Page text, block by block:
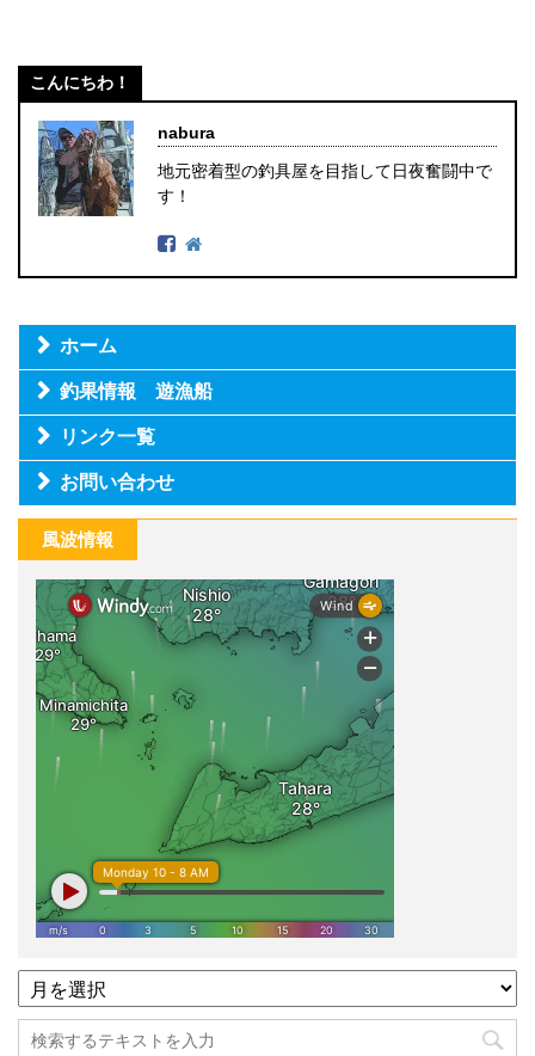
こんにちわ！
nabura
地元密着型の釣具屋を目指して日夜奮闘中で
す！
ホーム
釣果情報 遊漁船
リンク一覧
お問い合わせ
風波情報
過
去
記